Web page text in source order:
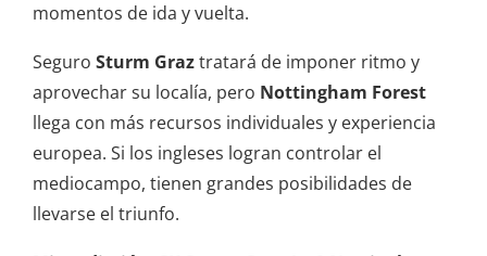
momentos de ida y vuelta.
Seguro Sturm Graztratará de imponer ritmo y
aprovechar su localía, pero Nottingham Forest
llega con más recursos individuales y experiencia
europea. Si los ingleses logran controlar el
mediocampo, tienen grandes posibilidades de
llevarse el triunfo.